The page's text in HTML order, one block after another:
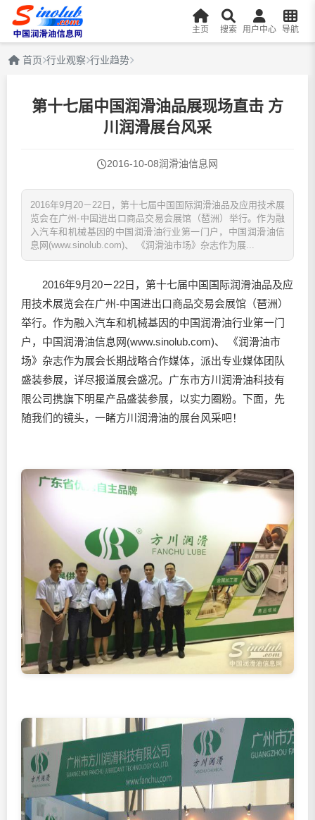
主页 搜索 用户中心 导航
首页 行业观察 行业趋势
第十七届中国润滑油品展现场直击 方
川润滑展台风采
2016-10-08润滑油信息网
2016年9月20－22日，第十七届中国国际润滑油品及应用技术展
览会在广州-中国进出口商品交易会展馆（琶洲）举行。作为融
入汽车和机械基因的中国润滑油行业第一门户，中国润滑油信
息网(www.sinolub.com)、 《润滑油市场》杂志作为展...
2016年9月20－22日，第十七届中国国际润滑油品及应
用技术展览会在广州-中国进出口商品交易会展馆（琶洲）
举行。作为融入汽车和机械基因的中国润滑油行业第一门
户，中国润滑油信息网(www.sinolub.com)、 《润滑油市
场》杂志作为展会长期战略合作媒体，派出专业媒体团队
盛装参展，详尽报道展会盛况。广东市方川 润滑油科技有
限公司携旗下明星产品盛装参展，以实力圈粉。下面，先
随我们的镜头，一睹方川 润滑油的展台风采吧！